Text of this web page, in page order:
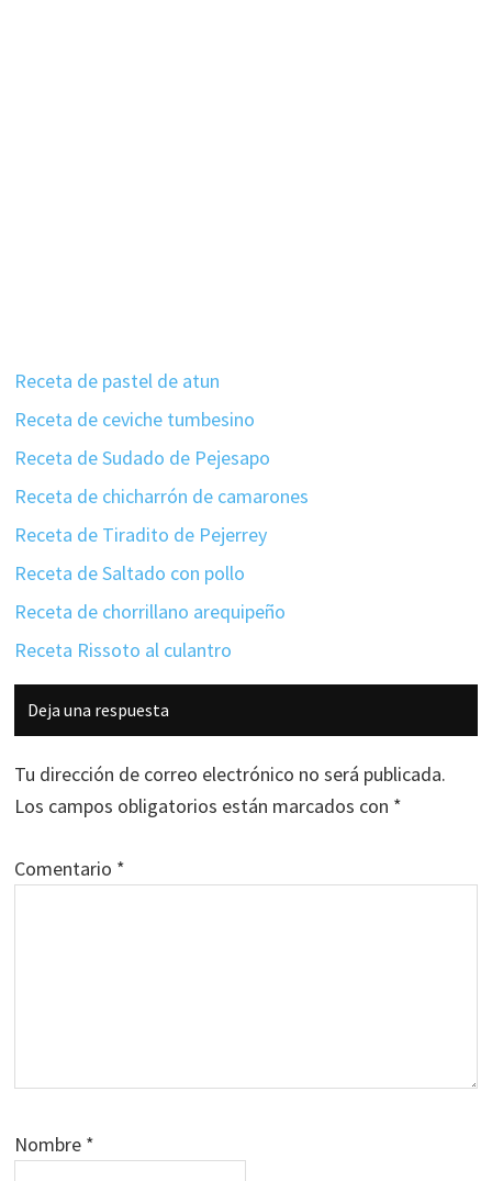
Receta de pastel de atun
Receta de ceviche tumbesino
Receta de Sudado de Pejesapo
Receta de chicharrón de camarones
Receta de Tiradito de Pejerrey
Receta de Saltado con pollo
Receta de chorrillano arequipeño
Receta Rissoto al culantro
Interacciones
con
los
lectores
Deja una respuesta
Tu dirección de correo electrónico no será publicada.
Los campos obligatorios están marcados con *
Comentario *
Nombre *